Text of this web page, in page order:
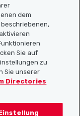
dem
Sie auf
zu
Sie unserer
Directories